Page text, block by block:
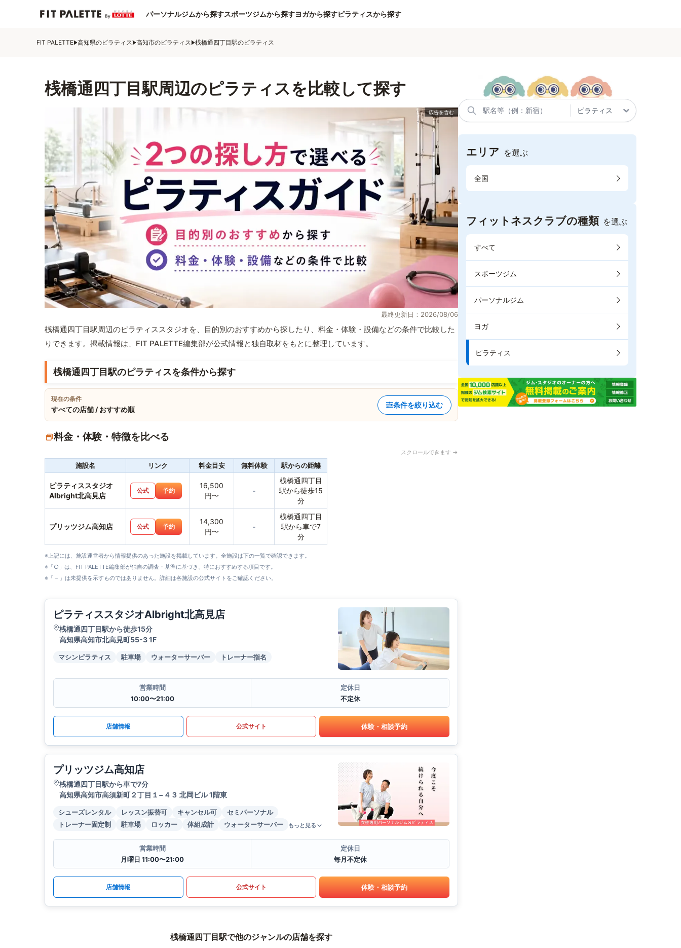
パーソナルジムから探すスポーツジムから探すヨガから探すピラティスから探す
FIT PALETTE 高知県のピラティス 高知市のピラティス 桟橋通四丁目駅のピラティス
桟橋通四丁目駅周辺のピラティスを比較して探す
最終更新日：2026/08/06
桟橋通四丁目駅周辺のピラティススタジオを、目的別のおすすめから探したり、料金・体験・設備などの条件で比較した
りできます。掲載情報は、FIT PALETTE編集部が公式情報と独自取材をもとに整理しています。
桟橋通四丁目駅のピラティスを条件から探す
現在の条件
すべての店舗 / おすすめ順
条件を絞り込む
料金・体験・特徴を比べる
スクロールできます →
施設名 リンク 料金目安 無料体験 駅からの距離
ピラティススタジオ
Albright北高見店
公式 予約
16,500
円〜
-
桟橋通四丁目
駅から徒歩15
分
プリッツジム高知店 公式 予約
14,300
円〜
-
桟橋通四丁目
駅から車で7
分
※上記には、施設運営者から情報提供のあった施設を掲載しています。全施設は下の一覧で確認できます。
※「○」は、FIT PALETTE編集部が独自の調査・基準に基づき、特におすすめする項目です。
※「－」は未提供を示すものではありません。詳細は各施設の公式サイトをご確認ください。
ピラティススタジオAlbright北高見店
桟橋通四丁目駅から徒歩15分
高知県高知市北高見町55-3 1F
マシンピラティス 駐車場 ウォーターサーバー トレーナー指名
営業時間
10:00〜21:00
定休日
不定休
店舗情報 公式サイト 体験・相談予約
プリッツジム高知店
桟橋通四丁目駅から車で7分
高知県高知市高須新町２丁目１−４３ 北岡ビル 1階東
シューズレンタル レッスン振替可 キャンセル可
セミパーソナル
トレーナー固定制
駐車場 ロッカー 体組成計 ウォーターサーバー もっと見る
営業時間
月曜日 11:00〜21:00
定休日
毎月不定休
店舗情報 公式サイト 体験・相談予約
桟橋通四丁目駅で他のジャンルの店舗を探す
エリア を選ぶ
全国
フィットネスクラブの種類 を選ぶ
すべて
スポーツジム
パーソナルジム
ヨガ
ピラティス